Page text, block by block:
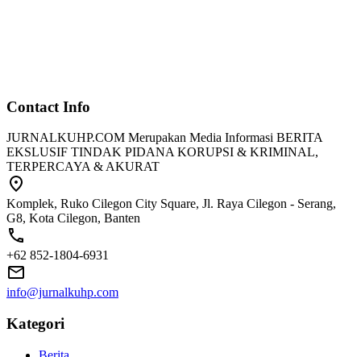
Contact Info
JURNALKUHP.COM Merupakan Media Informasi BERITA
EKSLUSIF TINDAK PIDANA KORUPSI & KRIMINAL,
TERPERCAYA & AKURAT
Komplek, Ruko Cilegon City Square, Jl. Raya Cilegon - Serang,
G8, Kota Cilegon, Banten
+62 852-1804-6931
info@jurnalkuhp.com
Kategori